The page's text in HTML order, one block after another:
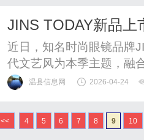
JINS TODAY新品上
近日，知名时尚眼镜品牌
代文艺风为本季主题，融
出略带怀旧感的复古穿搭
用性的造型选择。尤为值
借出色的设计与亲民的定
温县信息网 2026-04-24
<< 4 5 6 7 8 9 10